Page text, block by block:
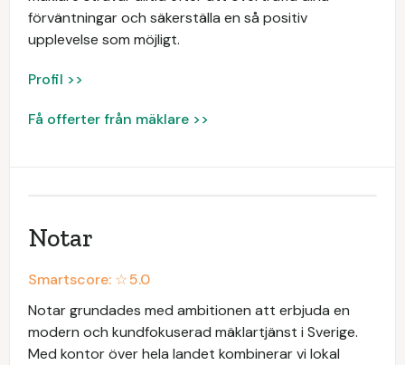
förväntningar och säkerställa en så positiv
upplevelse som möjligt.
Profil >>
Få offerter från mäklare >>
Notar
Smartscore: ☆5.0
Notar grundades med ambitionen att erbjuda en
modern och kundfokuserad mäklartjänst i Sverige.
Med kontor över hela landet kombinerar vi lokal